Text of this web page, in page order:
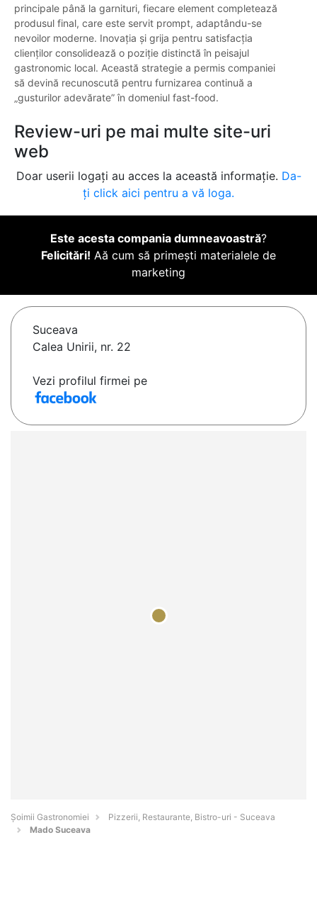
principale până la garnituri, fiecare element completează
produsul final, care este servit prompt, adaptându-se
nevoilor moderne. Inovația și grija pentru satisfacția
clienților consolidează o poziție distinctă în peisajul
gastronomic local. Această strategie a permis companiei
să devină recunoscută pentru furnizarea continuă a
„gusturilor adevărate” în domeniul fast-food.
Review-uri pe mai multe site-uri
web
Doar userii logați au acces la această informație. Da-
ți click aici pentru a vă loga.
Este acesta compania dumneavoastră?
Felicitări! Aă cum să primești materialele de
marketing
Suceava
Calea Unirii, nr. 22
Vezi profilul firmei pe
Șoimii Gastronomiei
Pizzerii, Restaurante, Bistro-uri - Suceava
Mado Suceava